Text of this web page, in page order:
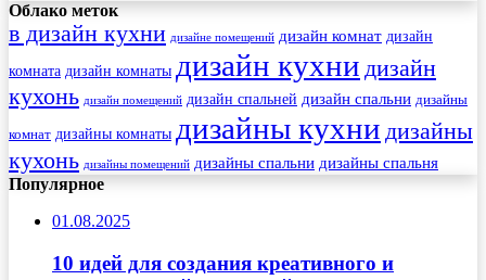
Облако меток
в дизайн кухни дизайне помещений дизайн комнат дизайн
комната дизайн комнаты дизайн кухни дизайн
кухонь дизайн помещений дизайн спальней дизайн спальни дизайны
комнат дизайны комнаты дизайны кухни дизайны
кухонь дизайны помещений дизайны спальни дизайны спальня
Популярное
01.08.2025
10 идей для создания креативного и